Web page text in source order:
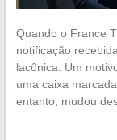
Quando o France
notificação
lacônica. Um
uma caixa
entanto, mudou